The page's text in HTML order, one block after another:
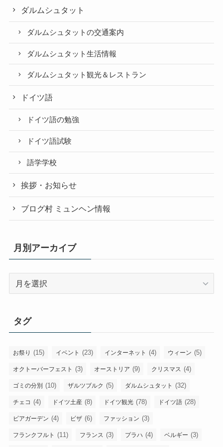
ダルムシュタット
ダルムシュタットの交通案内
ダルムシュタット生活情報
ダルムシュタット観光＆レストラン
ドイツ語
ドイツ語の勉強
ドイツ語試験
語学学校
挨拶・お知らせ
ブログ村 ミュンヘン情報
月別アーカイブ
カ
ブ
タグ
お祭り (15) イベント (23) インターネット (4) ウィーン (5)
オクトーバーフェスト (3) オーストリア (9) クリスマス (4)
ゴミの分別 (10) ザルツブルク (5) ダルムシュタット (32)
チェコ (4) ドイツ土産 (8) ドイツ観光 (78) ドイツ語 (28)
ビアガーデン (4) ビザ (6) ファッション (3)
フランクフルト (11) フランス (3) プラハ (4) ベルギー (3)